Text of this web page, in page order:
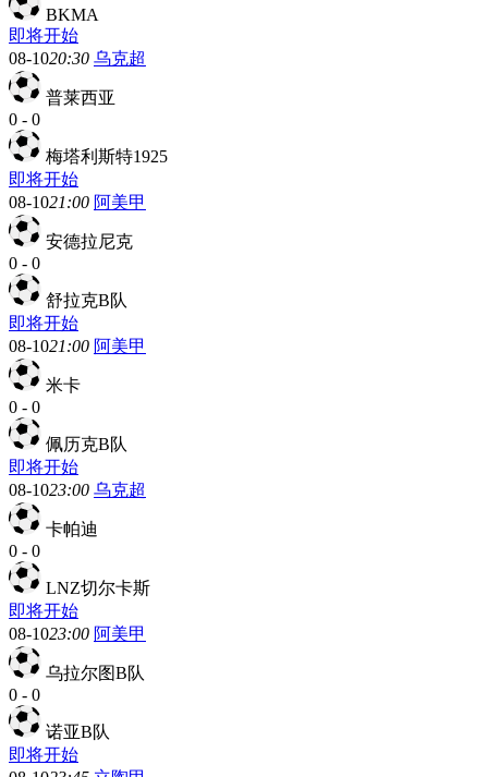
BKMA
即将开始
08-1020:30 乌克超
普莱西亚
0 - 0
梅塔利斯特1925
即将开始
08-1021:00 阿美甲
安德拉尼克
0 - 0
舒拉克B队
即将开始
08-1021:00 阿美甲
米卡
0 - 0
佩历克B队
即将开始
08-1023:00 乌克超
卡帕迪
0 - 0
LNZ切尔卡斯
即将开始
08-1023:00 阿美甲
乌拉尔图B队
0 - 0
诺亚B队
即将开始